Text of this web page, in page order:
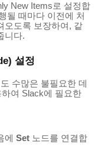
New Items로 설정합
될 때마다 이전에 처
오도록 보장하여, 같
니다.
설정
수많은 불필요한 데
하여 Slack에 필요한
에 Set 노드를 연결합